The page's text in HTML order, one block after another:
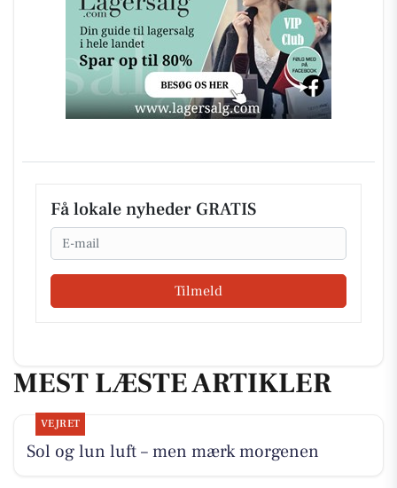
Få lokale nyheder GRATIS
Email
Tilmeld
MEST LÆSTE ARTIKLER
VEJRET
Sol og lun luft – men mærk morgenen